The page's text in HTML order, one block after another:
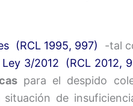
(RCL 1995, 997)
-tal
Ley 3/2012 (RCL 2012,
para el despido
de